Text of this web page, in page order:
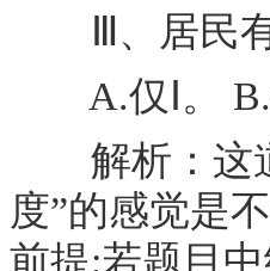
Ⅲ、居民有
A.仅Ⅰ。 B.
解析：这道
度”的感觉是
前提;若题目